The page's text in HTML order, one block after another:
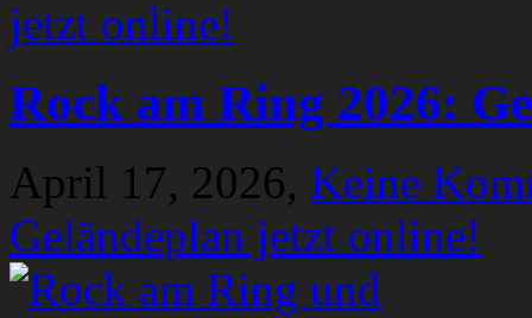
Rock am Ring 2026:
April 17, 2026, Keine
Geländeplan jetzt online!